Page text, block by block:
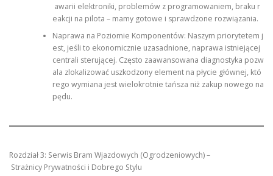
awarii elektroniki, problemów z programowaniem, braku r
eakcji na pilota – mamy gotowe i sprawdzone rozwiązania.
Naprawa na Poziomie Komponentów: Naszym priorytetem j
est, jeśli to ekonomicznie uzasadnione, naprawa istniejącej
centrali sterującej. Często zaawansowana diagnostyka pozw
ala zlokalizować uszkodzony element na płycie głównej, któ
rego wymiana jest wielokrotnie tańsza niż zakup nowego na
pędu.
Rozdział 3: Serwis Bram Wjazdowych (Ogrodzeniowych) –
Strażnicy Prywatności i Dobrego Stylu